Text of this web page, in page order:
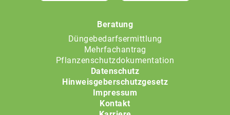
Beratung
Düngebedarfsermittlung
Mehrfachantrag
Pflanzenschutzdokumentation
Datenschutz
Hinweisgeberschutzgesetz
Impressum
Kontakt